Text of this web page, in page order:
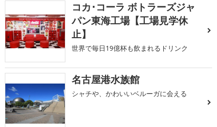
コカ･コーラ ボトラーズジャ
パン東海工場【工場見学休
止】
世界で毎日19億杯も飲まれるドリンク
名古屋港水族館
シャチや、かわいいベルーガに会える